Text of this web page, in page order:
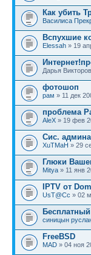
Как убить
Василиса
Вспухшие
Elessah » 19
Дарья
фотошоп
рам » 11 дек
проблема
AleX » 19 фев
Сис.
XuTMaH » 29
Глюки
Mitya » 11 янв
IPTV от
UsT@Cc » 02
синицын
FreeBSD
MAD » 04 ноя